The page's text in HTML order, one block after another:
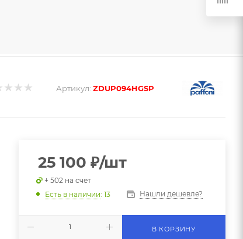
Артикул: ZDUP094HGSP
25 100 ₽/шт
+ 502 на счет
Есть в наличии: 13 Нашли дешевле?
В КОРЗИНУ